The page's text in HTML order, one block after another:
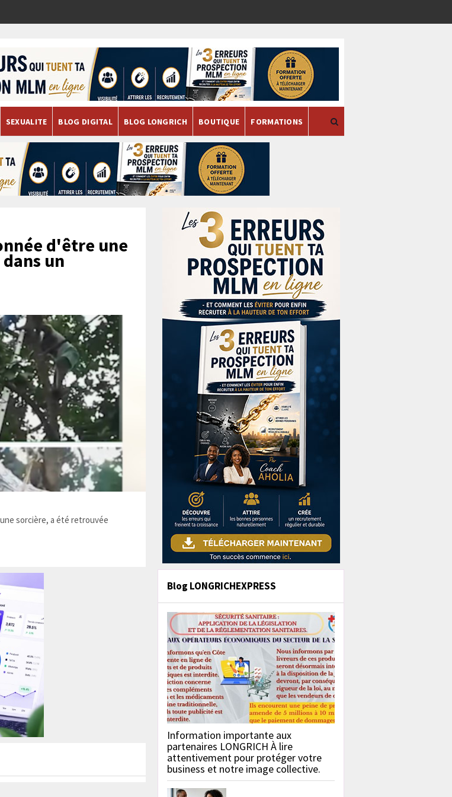
SEXUALITE BLOG DIGITAL BLOG LONGRICH BOUTIQUE FORMATIONS
d'être une
un
sorcière, a été retrouvée
Blog LONGRICHEXPRESS
Information importante aux
partenaires LONGRICH À lire
attentivement pour protéger votre
business et notre image collective.